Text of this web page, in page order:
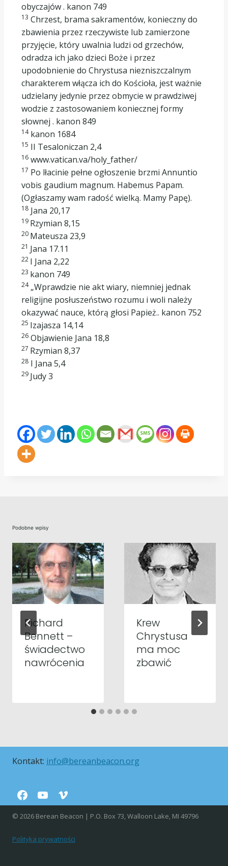
obyczajów . kanon 749
13 Chrzest, brama sakramentów, konieczny do
zbawienia przez rzeczywiste lub zamierzone
przyjęcie, który uwalnia ludzi od grzechów,
odradza ich jako dzieci Boże i przez
upodobnienie do Chrystusa niezniszczalnym
charakterem włącza ich do Kościoła, jest ważnie
udzielany jedynie przez obmycie w prawdziwej
wodzie z zastosowaniem koniecznej formy
słownej . kanon 849
14kanon 1684
15 II Tesaloniczan 2,4
16 www.vatican.va/holy_father/
17 Po lłacinie pełne ogłoszenie brzmi Annuntio
vobis gaudium magnum. Habemus Papam.
(Ogłaszamy wam radość wielką. Mamy Papę).
18 Jana 20,17
19 Rzymian 8,15
20 Mateusza 23,9
21 Jana 17.11
22 I Jana 2,22
23 kanon 749
24„Wprawdzie nie akt wiary, niemniej jednak
religijne posłuszeństwo rozumu i woli należy
okazywać nauce, którą głosi Papież.. kanon 752
25 Izajasza 14,14
26 Objawienie Jana 18,8
27 Rzymian 8,37
28 I Jana 5,4
29 Judy 3
Podobne wpisy
Richard
Bennett –
świadectwo
nawrócenia
Krew
Chrystusa
ma moc
zbawić
Kontakt: info@bereanbeacon.org
© 2026 Berean Beacon | P.O. Box 73, Walloon Lake, MI 49796
Polityka prywatności